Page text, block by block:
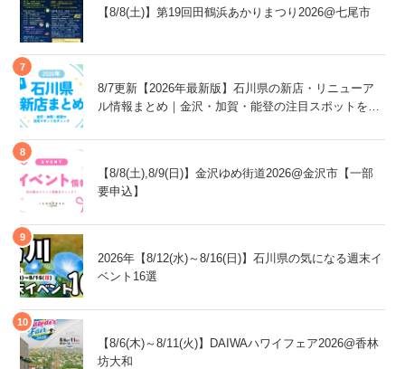
【8/8(土)】第19回田鶴浜あかりまつり2026@七尾市
8/7更新【2026年最新版】石川県の新店・リニューア
ル情報まとめ｜金沢・加賀・能登の注目スポットをチ
【8/8(土),8/9(日)】金沢ゆめ街道2026@金沢市【一部
要申込】
2026年【8/12(水)～8/16(日)】石川県の気になる週末イ
ベント16選
【8/6(木)～8/11(火)】DAIWAハワイフェア2026@香林
坊大和